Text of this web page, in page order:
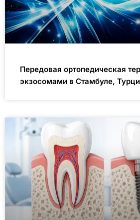
Передовая ортопедическая
экзосомами в Стамбуле,